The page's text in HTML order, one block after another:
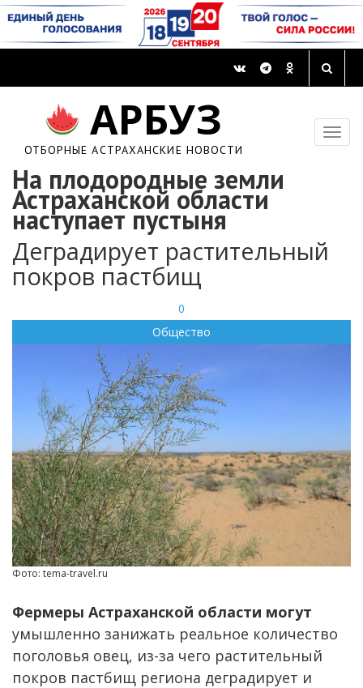
АРБУЗ
ОТБОРНЫЕ АСТРАХАНСКИЕ НОВОСТИ
На плодородные земли
Астраханской области
наступает пустыня
Деградирует растительный
покров пастбищ
0
Общество
Фото: tema-travel.ru
Фермеры Астраханской области могут
умышленно занижать реальное количество
поголовья овец, из-за чего растительный
покров пастбищ региона деградирует и